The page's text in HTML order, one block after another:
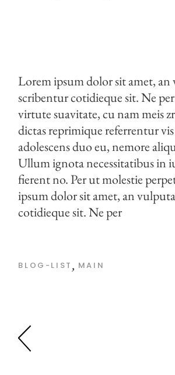
Lorem ipsum dolor sit amet,
scribentur cotidieque sit. Ne
virtute suavitate, cu nam meis
dictas reprimique referrentur
adolescens duo eu, nemore
Ullum ignota necessitatibus in
fierent no. Per ut molestie
ipsum dolor sit amet, an
cotidieque sit. Ne per
BLOG-LIST MAIN